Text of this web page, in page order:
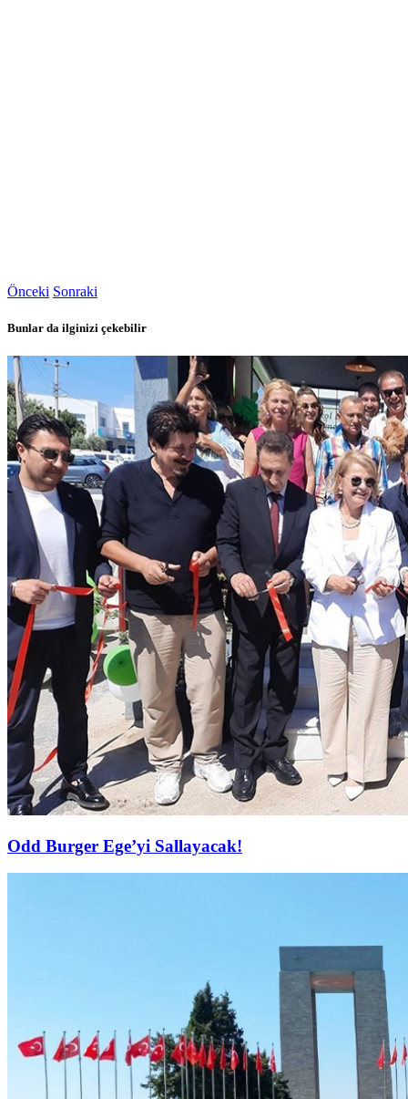
Önceki Sonraki
Bunlar da ilginizi çekebilir
Odd Burger Ege’yi Sallayacak!